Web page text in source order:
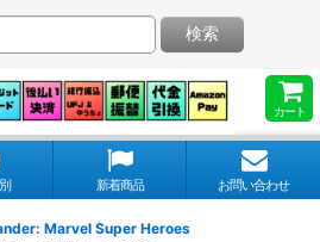
カート
検索
新着商品 お問い合わせ
Marvel Super Heroes